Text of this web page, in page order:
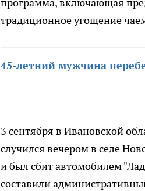
традиционное угощение
45-летний мужчина
3 сентября в Ивановской
случился вечером в селе
и был сбит автомобилем
составили